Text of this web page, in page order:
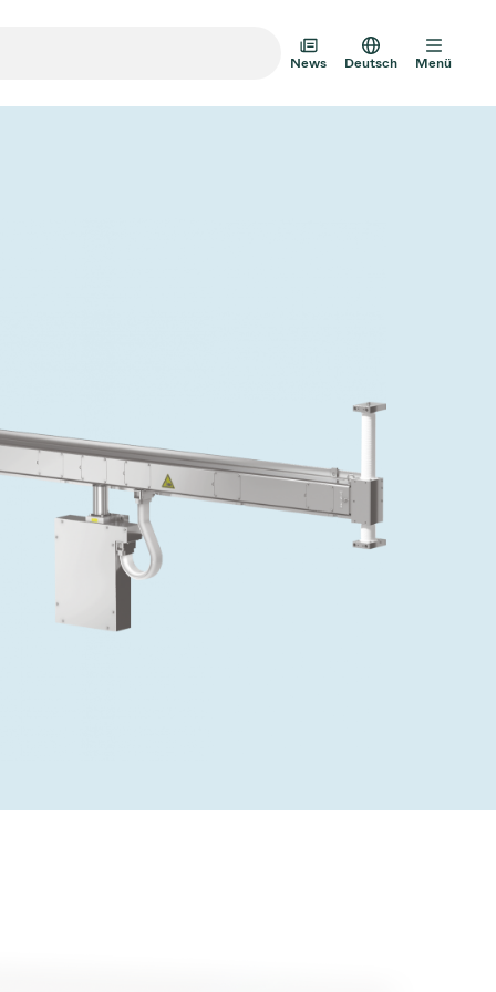
News
AD HOC
zum
JULI 22, 2026
VAT Media Release on
Acquisition of Atonarp
Ad hoc announcement pursuant to Art. 53
LR
Deutsch Menü
Technologie